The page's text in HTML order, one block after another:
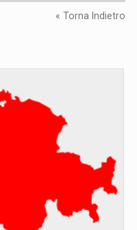
« Torna Indietro